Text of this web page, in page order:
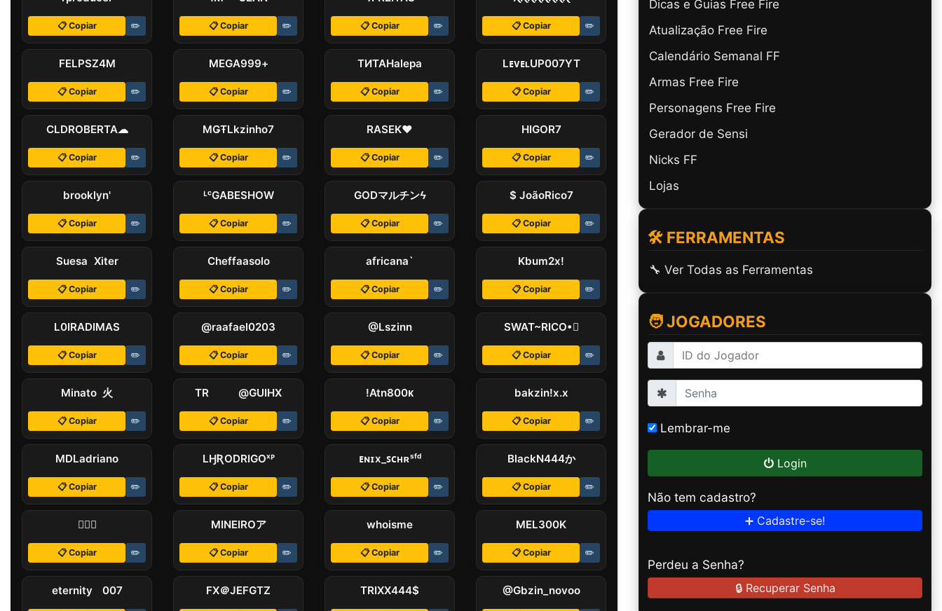
📋 Copiar ✏️ 📋 Copiar ✏️ 📋 Copiar ✏️ 📋 Copiar ✏️
FELPЅZㅤ4M
📋 Copiar ✏️
MEGAㅤ999+ㅤㅤ
📋 Copiar ✏️
ТИТАНㅤalepa
📋 Copiar ✏️
LᴇᴠᴇʟUP007YT
📋 Copiar ✏️
CLDㅤROBERTA☁
📋 Copiar ✏️
MǤŦㅤLkzinho7
📋 Copiar ✏️
ㅤRASEKㅤ♥
📋 Copiar ✏️
HIGORㅤㅤㅤㅤ7
📋 Copiar ✏️
ㅤbrooklyn'
📋 Copiar ✏️
ᴸᶜㅤGABESHOW
📋 Copiar ✏️
GODㅤマルチンㅤϟ
📋 Copiar ✏️
$ JoãoㅤRico7
📋 Copiar ✏️
Suesa Xiter
📋 Copiar ✏️
Cheffaaㅤsolo
📋 Copiar ✏️
ㅤafricana`
📋 Copiar ✏️
Kbumㅤ2x!
📋 Copiar ✏️
L0IRAㅤDIMAS
📋 Copiar ✏️
@raafael0203
📋 Copiar ✏️
@Lszinnㅤ
📋 Copiar ✏️
SWAT~RICO•
📋 Copiar ✏️
Minato 火
📋 Copiar ✏️
TRﾠﾠﾠ@GUIHX
📋 Copiar ✏️
!Atnㅤ800ᴋ
📋 Copiar ✏️
ㅤbakzin!x.x
📋 Copiar ✏️
MDLㅤadriano
📋 Copiar ✏️
LӇㅤƦODRIGOˣᴾ
📋 Copiar ✏️
ᴇɴɪx_ꜱᴄʜʀˢᶠᵈ
📋 Copiar ✏️
BlackN444ㅤかㅤ
📋 Copiar ✏️
✝
📋 Copiar ✏️
MINEIROㅤア
📋 Copiar ✏️
whoㅤisㅤmeㅤㅤ
📋 Copiar ✏️
MELㅤㅤ300K
📋 Copiar ✏️
eternityﾠ007 FXㅤ＠JEFGTZ TRIXX444ㅤ$ @Gbzin_novoo
Dicas e Guias Free Fire
Atualização Free Fire
Calendário Semanal FF
Armas Free Fire
Personagens Free Fire
Gerador de Sensi
Nicks FF
Lojas
🛠️ FERRAMENTAS
🔧 Ver Todas as Ferramentas
🧑 JOGADORES
Lembrar-me
Login
Não tem cadastro?
➕ Cadastre-se!
Perdeu a Senha?
🔒 Recuperar Senha